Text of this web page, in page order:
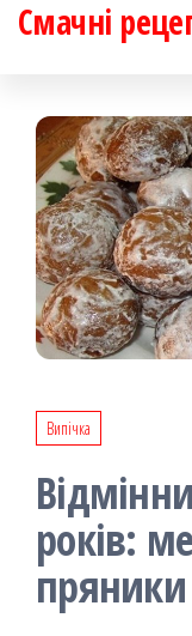
Перейти
Смачні
Випічка
років:
пряники